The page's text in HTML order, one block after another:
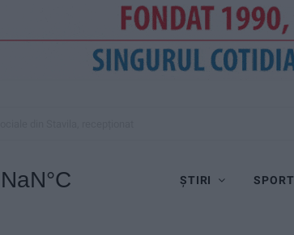
ȘTIRI SPORT